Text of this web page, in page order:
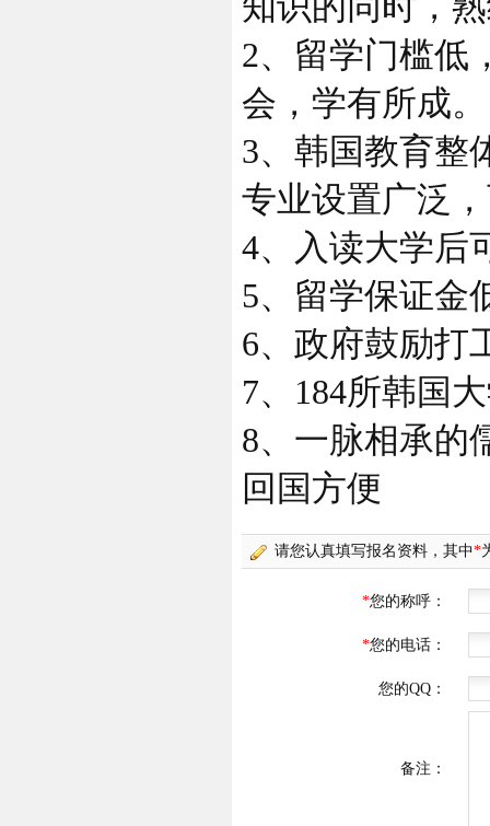
2、留学门槛低
会，学有所成。
3、韩国教育整
专业设置广泛
4、入读大学后
5、留学保证金
6、政府鼓励打
7、184所韩国
8、一脉相承的
回国方便